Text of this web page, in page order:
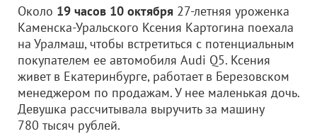
Около 19 часов 10 октября 27-летняя уроженка
Каменска-Уральского Ксения Картогина поехала
на Уралмаш, чтобы встретиться с потенциальным
покупателем ее автомобиля Audi Q5. Ксения
живет в Екатеринбурге, работает в Березовском
менеджером по продажам. У нее маленькая дочь.
Девушка рассчитывала выручить за машину
780 тысяч рублей.